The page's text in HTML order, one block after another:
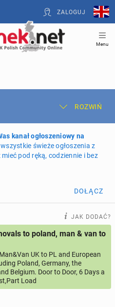
ZALOGUJ
Menu
ROZWIŃ
Moje ogłoszenia
ogłoszeń
ogłoszeń online
286profili online
164ogłoszenia online
10ogłoszeń online
kanał ogłoszeniowy na
świeże ogłoszenia z
pod ręką, codziennie i bez
DOŁĄCZ
JAK DODAĆ?
to poland, man & van to
UK to PL and European
Poland, Germany, the
Belgium. Door to Door, 6 Days a
Load